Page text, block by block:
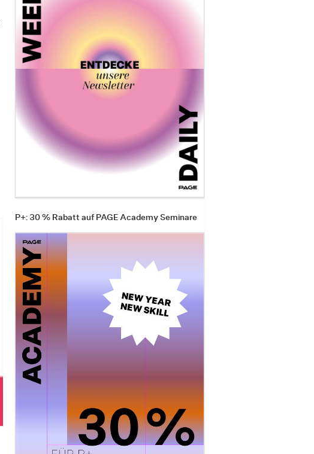
P+: 30 % Rabatt auf PAGE Academy Seminare